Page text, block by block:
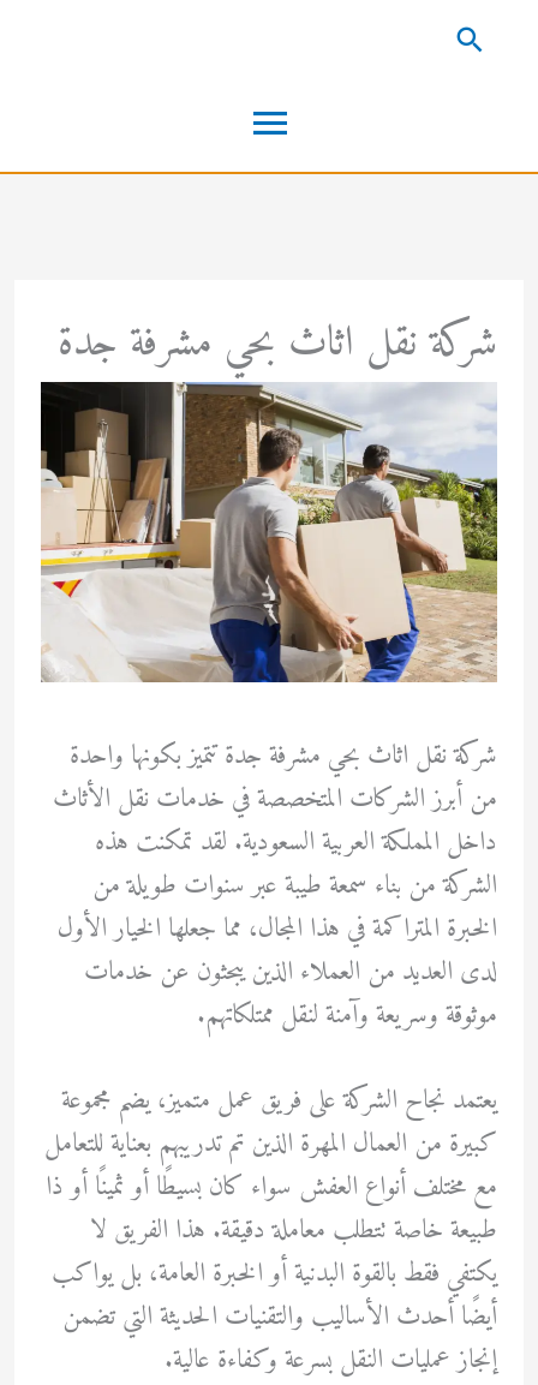
القائمة
الرئيسية
البحث
شركة نقل اثاث بحي مشرفة جدة
شركة نقل اثاث بحي مشرفة جدة تتميز بكونها واحدة
من أبرز الشركات المتخصصة في خدمات نقل الأثاث
داخل المملكة العربية السعودية. لقد تمكنت هذه
الشركة من بناء سمعة طيبة عبر سنوات طويلة من
الخبرة المتراكمة في هذا المجال، مما جعلها الخيار الأول
لدى العديد من العملاء الذين يبحثون عن خدمات
موثوقة وسريعة وآمنة لنقل ممتلكاتهم.
يعتمد نجاح الشركة على فريق عمل متميز، يضم مجموعة
كبيرة من العمال المهرة الذين تم تدريبهم بعناية للتعامل
مع مختلف أنواع العفش سواء كان بسيطًا أو ثمينًا أو ذا
طبيعة خاصة تتطلب معاملة دقيقة. هذا الفريق لا
يكتفي فقط بالقوة البدنية أو الخبرة العامة، بل يواكب
أيضًا أحدث الأساليب والتقنيات الحديثة التي تضمن
إنجاز عمليات النقل بسرعة وكفاءة عالية.